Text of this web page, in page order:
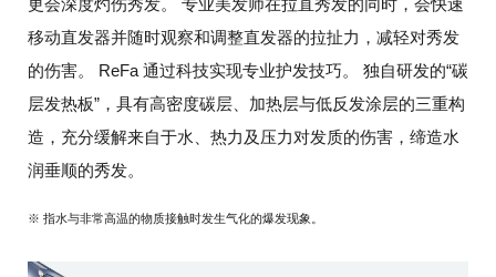
更会深度灼伤秀发。
专业美发师在拉直秀发的同时，会快速
移动直发器并随时观察和调整直发器的拉扯力，减轻对秀发
的伤害。
ReFa 通过科技实现专业护发技巧。
独自研发的“碳
层发热板”，具有高密度碳层、加热层与低反发涂层的三重构
造， 充分缓解来自于水、热力及压力对发质的伤害，缔造水
润垂顺的秀发。
※ 指水与非常高温的物质接触时发生气化的爆发现象。